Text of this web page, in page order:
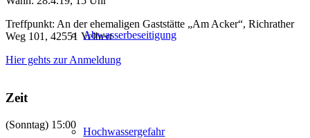
Abwasserbeseitigung
Hochwassergefahr
Treffpunkt: An der ehemaligen Gaststätte „Am Acker“, Richrather
Weg 101, 42551 Velbert
Hier gehts zur Anmeldung
Zeit
(Sonntag) 15:00